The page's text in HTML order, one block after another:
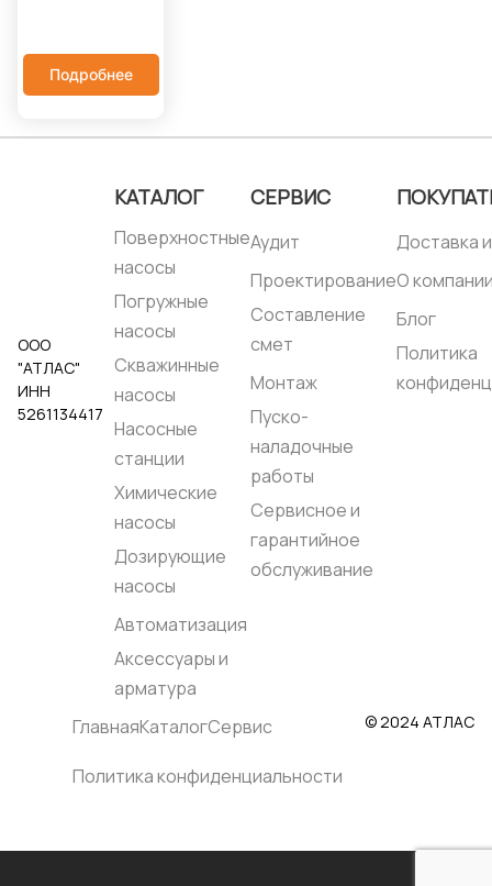
Напор
максимальный,
метры::11
Вход — G1, Выход —
Подробнее
ООО
"АТЛАС"
ИНН
5261134417
КАТАЛОГ
Поверхностные
насосы
Погружные
насосы
Скважинные
насосы
Насосные
станции
Химические
насосы
Дозирующие
насосы
Автоматизация
Аксессуары и
арматура
СЕРВИС
Аудит
Проектирование
Составление
смет
Монтаж
Пуско-
наладочные
работы
Сервисное и
гарантийное
обслуживание
Доставка
О
Блог
Политика
ГлавнаяКаталогСервис
Политика конфиденциальности
© 2024 АТЛАС